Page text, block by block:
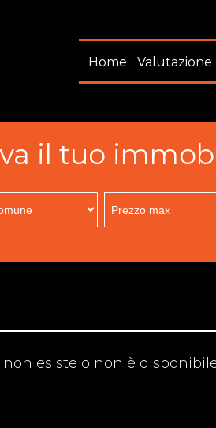
Home Valutazione
il tuo
esiste o non è